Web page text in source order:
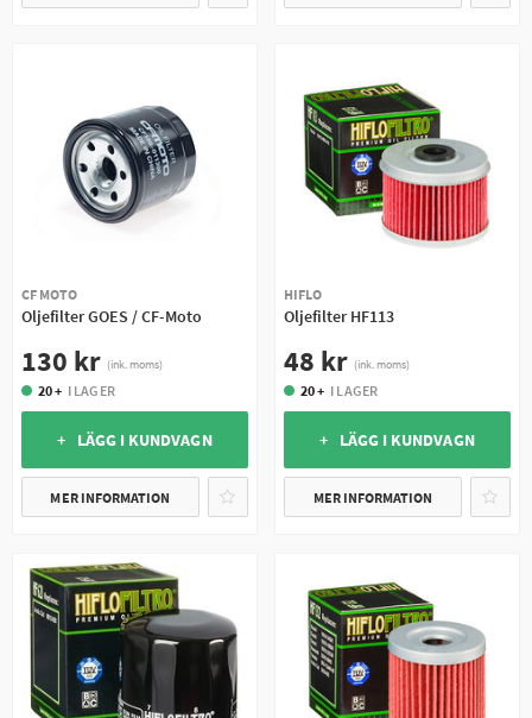
CF MOTO
Oljefilter GOES / CF-Moto
130 kr (ink. moms)
20 + I LAGER
+ LÄGG I KUNDVAGN
MER INFORMATION
HIFLO
Oljefilter HF113
48 kr (ink. moms)
20 + I LAGER
+ LÄGG I KUNDVAGN
MER INFORMATION